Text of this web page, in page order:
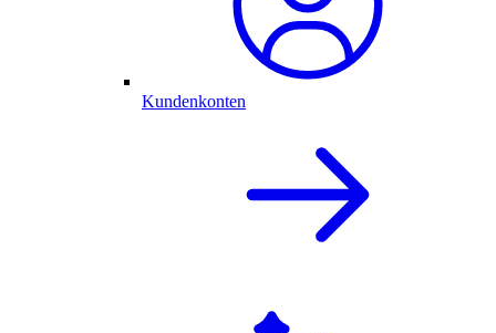
Kundenkonten